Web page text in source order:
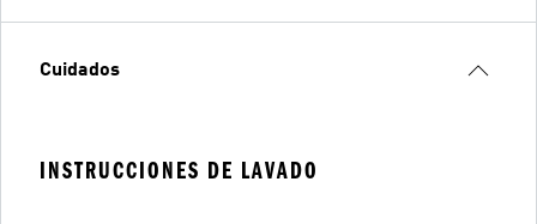
Cuidados
INSTRUCCIONES DE LAVADO